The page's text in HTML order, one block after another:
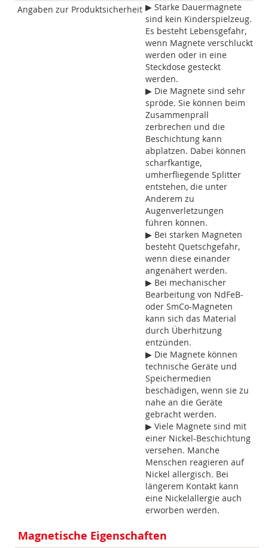
Angaben zur Produktsicherheit ▶ Starke Dauermagnete
sind kein Kinderspielzeug.
Es besteht Lebensgefahr,
wenn Magnete verschluckt
werden oder in eine
Steckdose gesteckt
werden.
▶ Die Magnete sind sehr
spröde. Sie können beim
Zusammenprall
zerbrechen und die
Beschichtung kann
abplatzen. Dabei können
scharfkantige,
umherfliegende Splitter
entstehen, die unter
Anderem zu
Augenverletzungen
führen können.
▶ Bei starken Magneten
besteht Quetschgefahr,
wenn diese einander
angenähert werden.
▶ Bei mechanischer
Bearbeitung von NdFeB-
oder SmCo-Magneten
kann sich das Material
durch Überhitzung
entzünden.
▶ Die Magnete können
technische Geräte und
Speichermedien
beschädigen, wenn sie zu
nahe an die Geräte
gebracht werden.
▶ Viele Magnete sind mit
einer Nickel-Beschichtung
versehen. Manche
Menschen reagieren auf
Nickel allergisch. Bei
längerem Kontakt kann
eine Nickelallergie auch
erworben werden.
Magnetische Eigenschaften